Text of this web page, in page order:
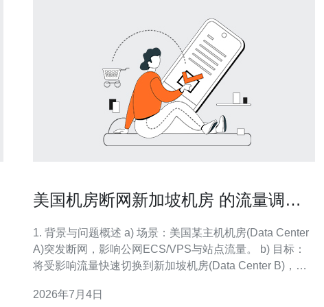
美国机房断网新加坡机房 的流量调度
1. 背景与问题概述 a) 场景：美国某主机机房(Data Center
A)突发断网，影响公网ECS/VPS与站点流量。 b) 目标：
将受影响流量快速切换到新加坡机房(Data Center B)，保
RTO（恢复时间）并降低RPO（数据丢失），对DNS、
2026年7月4日